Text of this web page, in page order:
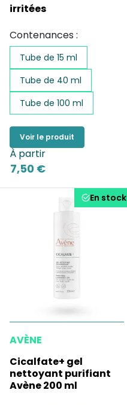
irritées
Contenances :
Tube de 15 ml
Tube de 40 ml
Tube de 100 ml
Voir le produit
À partir
7,50 €
En stock
AVÈNE
Cicalfate+ gel
nettoyant purifiant
Avène 200 ml